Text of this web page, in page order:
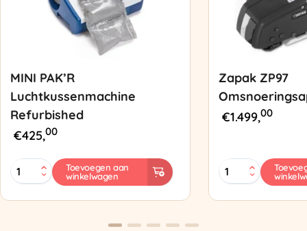
MINI PAK’R
Luchtkussenmachine
Refurbished
€425,00
MINI
PAK'R
Refurbished
Toevoegen aan
winkelwagen
Zapak ZP97
€1.499,00
Zapak
ZP97
aantal